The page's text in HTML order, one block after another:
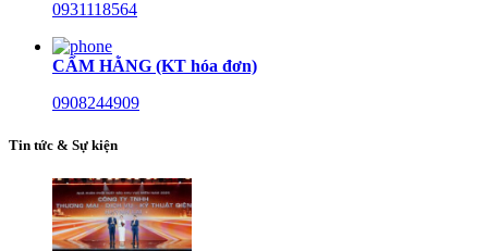
0931118564
CẨM HẰNG (KT hóa đơn)
0908244909
Tin tức & Sự kiện